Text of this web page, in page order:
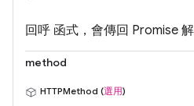
回呼 函式，會傳回 Promise 解
method
HTTPMethod (選用)